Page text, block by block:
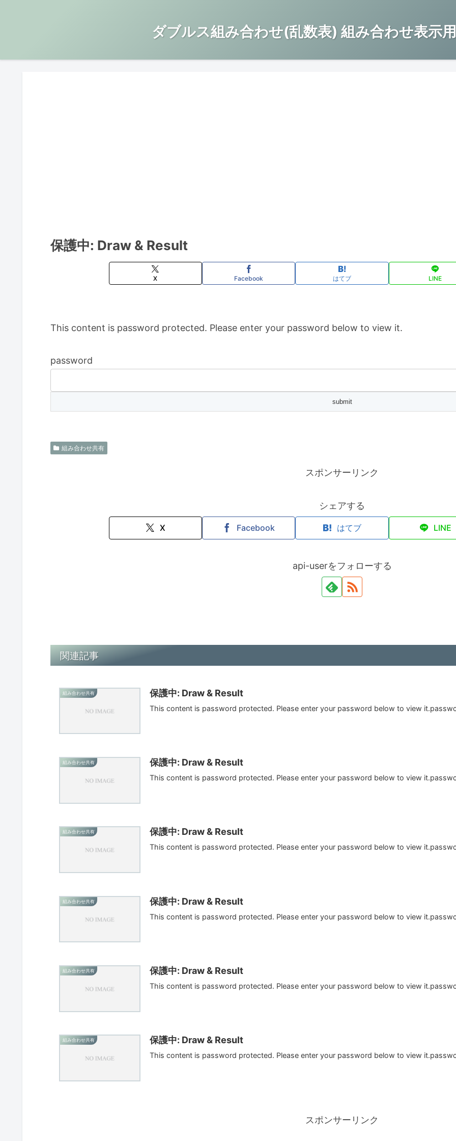
ダブルス組み合わせ(乱数表) 組み合わせ表示
保護中: Draw & Result
X Facebook はてブ LINE
This content is password protected. Please enter your password below to view it.
password
組み合わせ共有
スポンサーリンク
シェアする
X Facebook はてブ LINE
api-userをフォローする
関連記事
組み合わせ共有 保護中: Draw & Result
This content is password protected. Please enter your password below to view
組み合わせ共有 保護中: Draw & Result
This content is password protected. Please enter your password below to view
組み合わせ共有 保護中: Draw & Result
This content is password protected. Please enter your password below to view
組み合わせ共有 保護中: Draw & Result
This content is password protected. Please enter your password below to view
組み合わせ共有 保護中: Draw & Result
This content is password protected. Please enter your password below to view
組み合わせ共有 保護中: Draw & Result
This content is password protected. Please enter your password below to view
スポンサーリンク